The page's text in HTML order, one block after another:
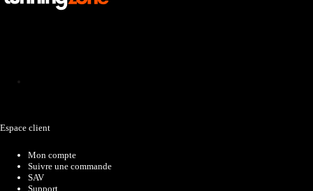
Espace client
Mon compte
Suivre une commande
SAV
Support